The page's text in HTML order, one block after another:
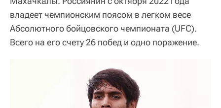
владеет чемпионским поясом в легком весе
Абсолютного бойцовского чемпионата (UFC).
Всего на его счету 26 побед и одно поражение.